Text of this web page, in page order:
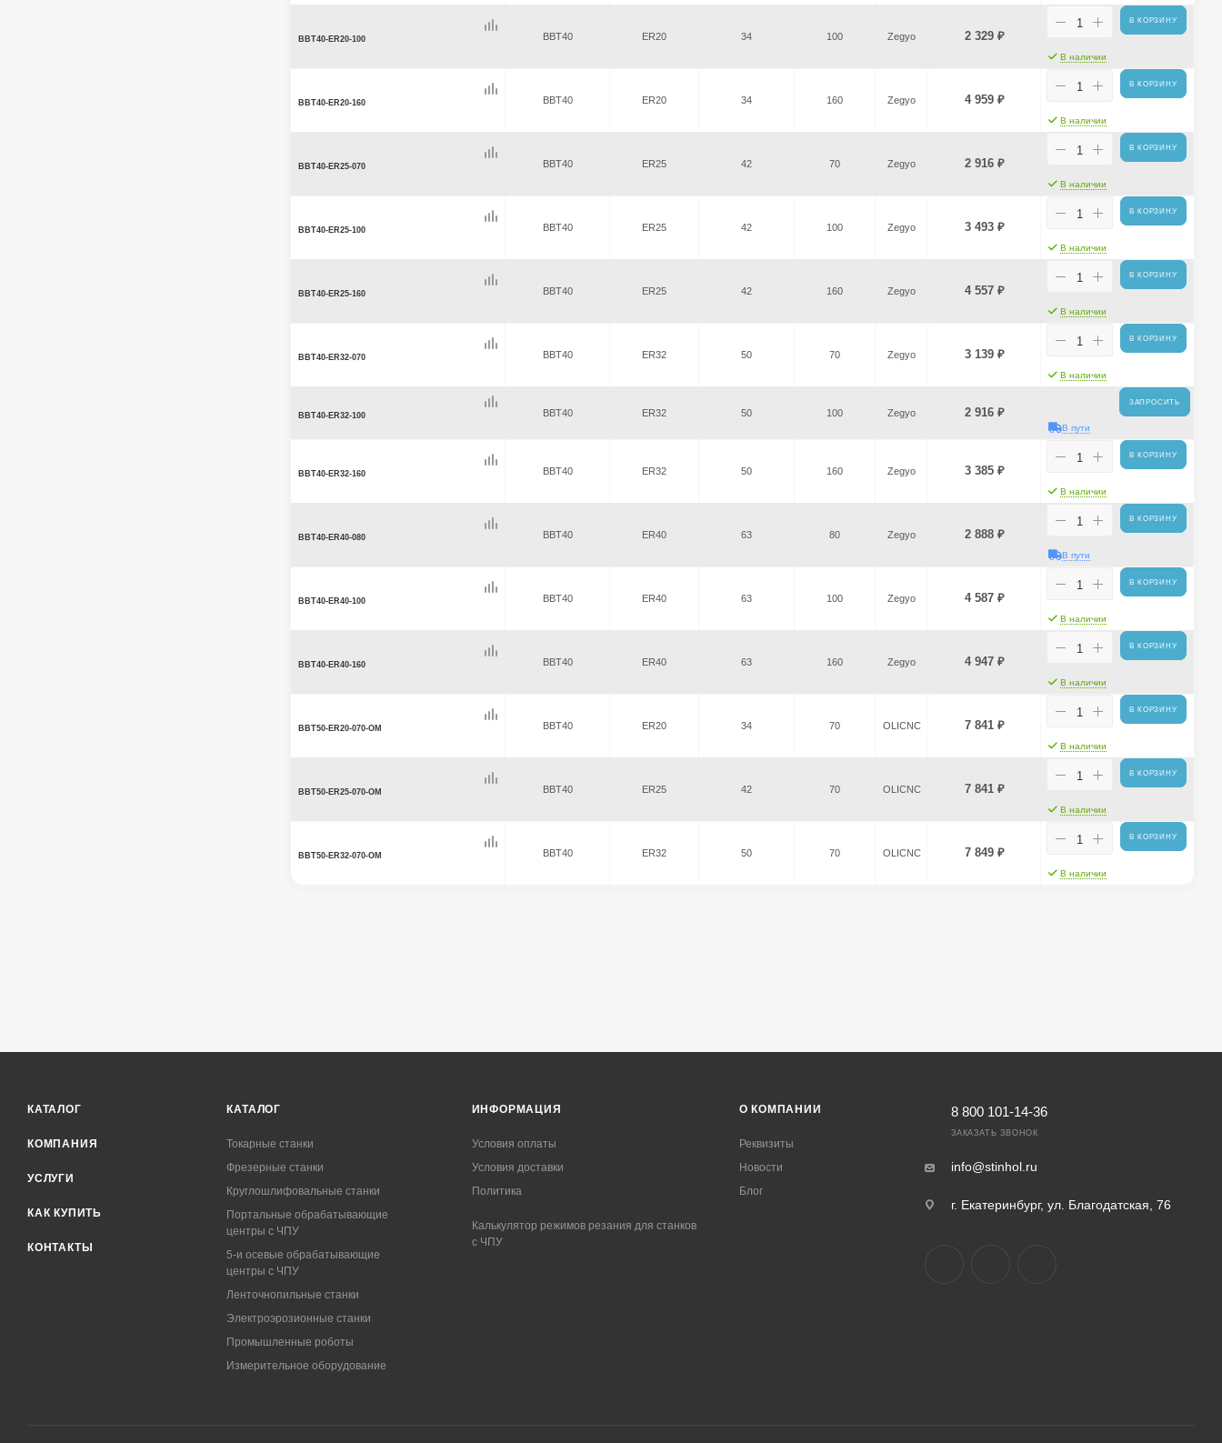
BBT40-ER20-100 BBT40 ER20 34 100 Zegyo 2 329₽
В КОРЗИНУ
В наличии
BBT40-ER20-160 BBT40 ER20 34 160 Zegyo 4 959₽
В КОРЗИНУ
В наличии
BBT40-ER25-070 BBT40 ER25 42 70 Zegyo 2 916₽
В КОРЗИНУ
В наличии
BBT40-ER25-100 BBT40 ER25 42 100 Zegyo 3 493₽
В КОРЗИНУ
В наличии
BBT40-ER25-160 BBT40 ER25 42 160 Zegyo 4 557₽
В КОРЗИНУ
В наличии
BBT40-ER32-070 BBT40 ER32 50 70 Zegyo 3 139₽
В КОРЗИНУ
В наличии
BBT40-ER32-100 BBT40 ER32 50 100 Zegyo 2 916₽
ЗАПРОСИТЬ
В пути
BBT40-ER32-160 BBT40 ER32 50 160 Zegyo 3 385₽
В КОРЗИНУ
В наличии
BBT40-ER40-080 BBT40 ER40 63 80 Zegyo 2 888₽
В КОРЗИНУ
В пути
BBT40-ER40-100 BBT40 ER40 63 100 Zegyo 4 587₽
В КОРЗИНУ
В наличии
BBT40-ER40-160 BBT40 ER40 63 160 Zegyo 4 947₽
В КОРЗИНУ
В наличии
BBT50-ER20-070-OM BBT40 ER20 34 70 OLICNC 7 841₽
В КОРЗИНУ
В наличии
BBT50-ER25-070-OM BBT40 ER25 42 70 OLICNC 7 841₽
В КОРЗИНУ
В наличии
BBT50-ER32-070-OM BBT40 ER32 50 70 OLICNC 7 849₽
В КОРЗИНУ
В наличии
КАТАЛОГ
КОМПАНИЯ
УСЛУГИ
КАК КУПИТЬ
КОНТАКТЫ
КАТАЛОГ
Токарные станки
Фрезерные станки
Круглошлифовальные станки
Портальные обрабатывающие
центры с ЧПУ
5-и осевые обрабатывающие
центры с ЧПУ
Ленточнопильные станки
Электроэрозионные станки
Промышленные роботы
Измерительное оборудование
ИНФОРМАЦИЯ
Условия оплаты
Условия доставки
Политика
Калькулятор режимов резания для станков
с ЧПУ
О КОМПАНИИ
Реквизиты
Новости
Блог
8 800 101-14-36
ЗАКАЗАТЬ ЗВОНОК
info@stinhol.ru
г. Екатеринбург, ул. Благодатская, 76